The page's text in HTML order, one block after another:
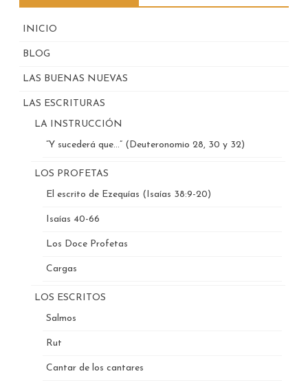
INICIO
BLOG
LAS BUENAS NUEVAS
LAS ESCRITURAS
LA INSTRUCCIÓN
“Y sucederá que…” (Deuteronomio 28, 30 y 32)
LOS PROFETAS
El escrito de Ezequías (Isaías 38:9-20)
Isaías 40-66
Los Doce Profetas
Cargas
LOS ESCRITOS
Salmos
Rut
Cantar de los cantares